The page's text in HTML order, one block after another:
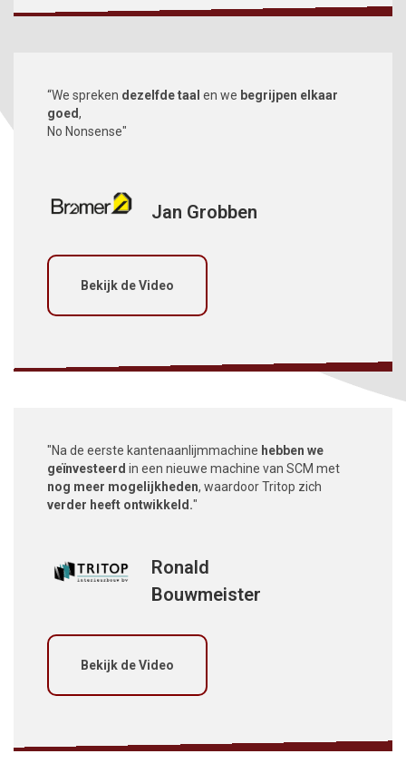
“We spreken dezelfde taal en we begrijpen elkaar
goed,
No Nonsense"
Jan Grobben
Bekijk de Video
"Na de eerste kantenaanlijmmachine hebben we
geïnvesteerd in een nieuwe machine van SCM met
nog meer mogelijkheden, waardoor Tritop zich
verder heeft ontwikkeld."
Ronald
Bouwmeister
Bekijk de Video